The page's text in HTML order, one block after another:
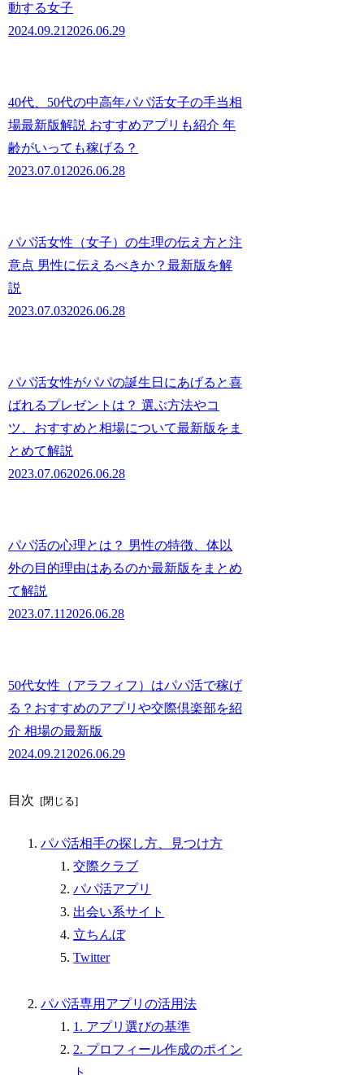
動する女子
2024.09.21 2026.06.29
40代、50代の中高年パパ活女子の手当相
場最新版解説 おすすめアプリも紹介 年
齢がいっても稼げる？
2023.07.01 2026.06.28
パパ活女性（女子）の生理の伝え方と注
意点 男性に伝えるべきか？最新版を解
説
2023.07.032026.06.28
パパ活女性がパパの誕生日にあげると喜
ばれるプレゼントは？ 選ぶ方法やコ
ツ、おすすめと相場について最新版をま
とめて解説
2023.07.062026.06.28
パパ活の心理とは？ 男性の特徴、体以
外の目的理由はあるのか最新版をまとめ
て解説
2023.07.11 2026.06.28
50代女性（アラフィフ）はパパ活で稼げ
る？おすすめのアプリや交際倶楽部を紹
介 相場の最新版
2024.09.21 2026.06.29
目次
パパ活相手の探し方、見つけ方
交際クラブ
パパ活アプリ
出会い系サイト
立ちんぼ
Twitter
パパ活専用アプリの活用法
1. アプリ選びの基準
2. プロフィール作成のポイン